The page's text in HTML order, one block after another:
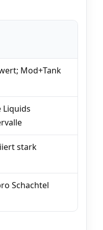
Mod+Tank
Liquids
stark
Schachtel